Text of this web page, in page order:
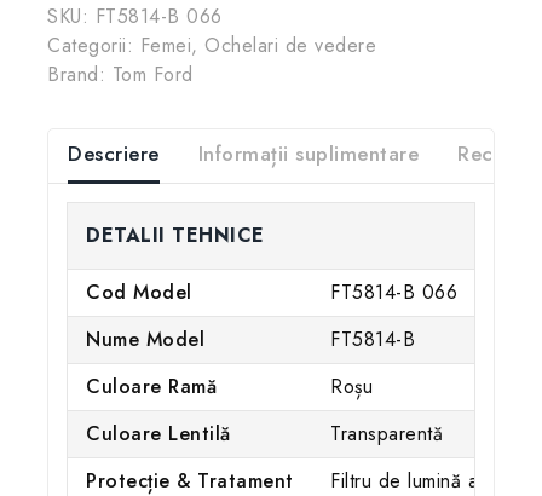
SKU: FT5814-B 066
Categorii: Femei, Ochelari de vedere
Brand: Tom Ford
Descriere Informații suplimentare
DETALII TEHNICE
Cod Model
FT5814-B 066
Nume Model
FT5814-B
Culoare Ramă
Roșu
Culoare Lentilă
Transparentă
Protecție & Tratament
Filtru de lumină albastră